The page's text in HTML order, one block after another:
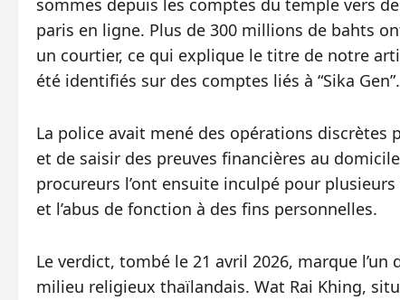
sommes depuis les comptes du temple vers
paris en ligne. Plus de 300 millions de bahts
un courtier, ce qui explique le titre de notre
été identifiés sur des comptes liés à “Sika Gen”.
La police avait mené des opérations discrètes
et de saisir des preuves financières au
procureurs l’ont ensuite inculpé pour
et l’abus de fonction à des fins personnelles.
Le verdict, tombé le 21 avril 2026, marque
milieu religieux thaïlandais. Wat Rai Khing,